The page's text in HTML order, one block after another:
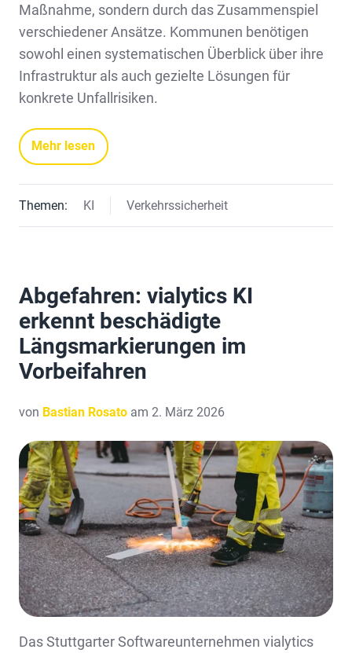
Maßnahme, sondern durch das Zusammenspiel
verschiedener Ansätze. Kommunen benötigen
sowohl einen systematischen Überblick über ihre
Infrastruktur als auch gezielte Lösungen für
konkrete Unfallrisiken.
Mehr lesen
Themen: KI Verkehrssicherheit
Abgefahren: vialytics KI
erkennt beschädigte
Längsmarkierungen im
Vorbeifahren
von Bastian Rosato am 2. März 2026
Das Stuttgarter Softwareunternehmen vialytics